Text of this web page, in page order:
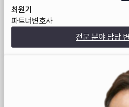
최원기
파트너변호사
전문 분야 담당